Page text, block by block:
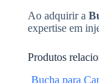
Ao adquirir a
expertise em
Produtos